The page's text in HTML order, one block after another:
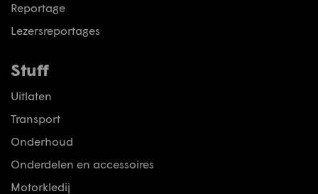
Reportage
Lezersreportages
Stuff
Uitlaten
Transport
Onderhoud
Onderdelen en accessoires
Motorkledij